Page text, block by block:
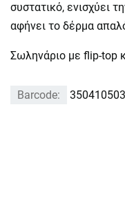
συστατικό, ενισχύει
αφήνει το δέρμα
Σωληνάριο με flip-top
Barcode: